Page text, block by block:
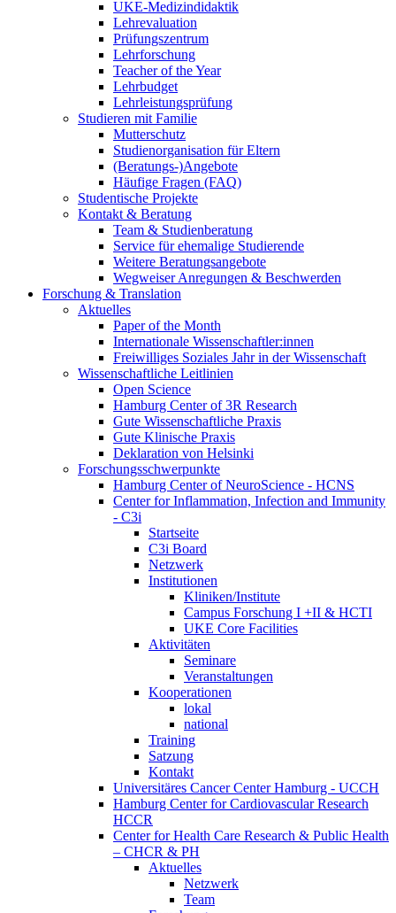
UKE-Medizindidaktik
Lehrevaluation
Prüfungszentrum
Lehrforschung
Teacher of the Year
Lehrbudget
Lehrleistungsprüfung
Studieren mit Familie
Mutterschutz
Studienorganisation für Eltern
(Beratungs-)Angebote
Häufige Fragen (FAQ)
Studentische Projekte
Kontakt & Beratung
Team & Studienberatung
Service für ehemalige Studierende
Weitere Beratungsangebote
Wegweiser Anregungen & Beschwerden
Forschung & Translation
Aktuelles
Paper of the Month
Internationale Wissenschaftler:innen
Freiwilliges Soziales Jahr in der Wissenschaft
Wissenschaftliche Leitlinien
Open Science
Hamburg Center of 3R Research
Gute Wissenschaftliche Praxis
Gute Klinische Praxis
Deklaration von Helsinki
Forschungsschwerpunkte
Hamburg Center of NeuroScience - HCNS
Center for Inflammation, Infection and Immunity
- C3i
Startseite
C3i Board
Netzwerk
Institutionen
Kliniken/Institute
Campus Forschung I +II & HCTI
UKE Core Facilities
Aktivitäten
Seminare
Veranstaltungen
Kooperationen
lokal
national
Training
Satzung
Kontakt
Universitäres Cancer Center Hamburg - UCCH
Hamburg Center for Cardiovascular Research
HCCR
Center for Health Care Research & Public Health
– CHCR & PH
Aktuelles
Netzwerk
Team